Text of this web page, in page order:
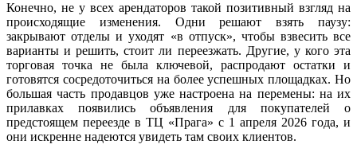
Конечно, не у всех арендаторов такой позитивный взгляд на
происходящие изменения. Одни решают взять паузу:
закрывают отделы и уходят «в отпуск», чтобы взвесить все
варианты и решить, стоит ли переезжать. Другие, у кого эта
торговая точка не была ключевой, распродают остатки и
готовятся сосредоточиться на более успешных площадках. Но
большая часть продавцов уже настроена на перемены: на их
прилавках появились объявления для покупателей о
предстоящем переезде в ТЦ «Прага» с 1 апреля 2026 года, и
они искренне надеются увидеть там своих клиентов.